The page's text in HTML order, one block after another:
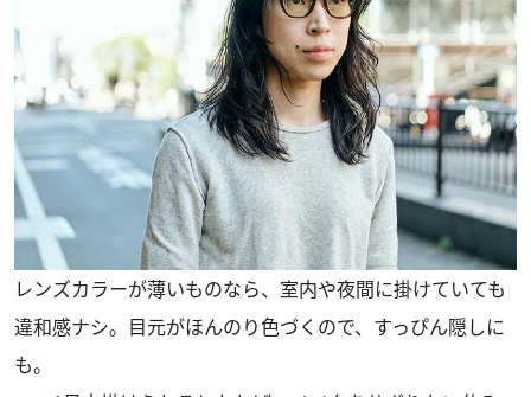
レンズカラーが薄いものなら、室内や夜間に掛けていても
違和感ナシ。目元がほんのり色づくので、すっぴん隠しに
も。